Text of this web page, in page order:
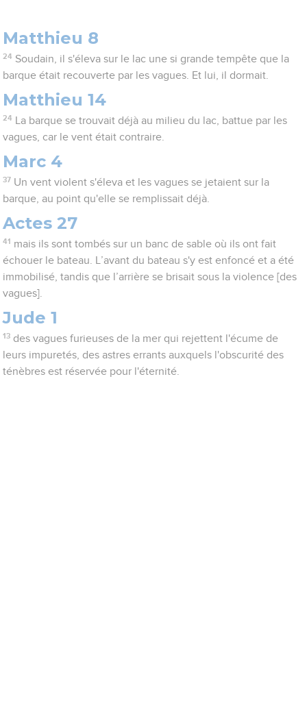
Matthieu 8
24 Soudain, il s'éleva sur le lac une si grande tempête que la
barque était recouverte par les vagues. Et lui, il dormait.
Matthieu 14
24
La barque se trouvait déjà au milieu du lac, battue par les
vagues, car le vent était contraire.
Marc 4
37 Un vent violent s'éleva et les vagues se jetaient sur la
barque, au point qu'elle se remplissait déjà.
Actes 27
41 mais ils sont tombés sur un banc de sable où ils ont fait
échouer le bateau. L’avant du bateau s'y est enfoncé et a été
immobilisé, tandis que l’arrière se brisait sous la violence [des
vagues].
Jude 1
13 des vagues furieuses de la mer qui rejettent l'écume de
leurs impuretés, des astres errants auxquels l'obscurité des
ténèbres est réservée pour l'éternité.